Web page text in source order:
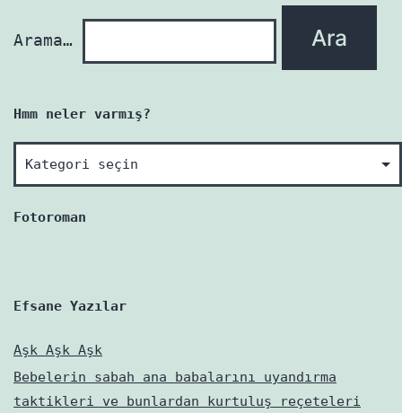
Arama…
Hmm neler varmış?
Hmm
neler
varmış?
Fotoroman
Efsane Yazılar
Aşk Aşk Aşk
Bebelerin sabah ana babalarını uyandırma
taktikleri ve bunlardan kurtuluş reçeteleri